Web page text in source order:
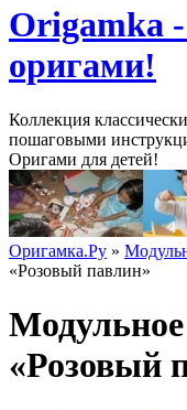
Origamka
оригами!
Коллекция
пошаговыми
Оригами для детей!
Оригамка.Ру »
«Розовый павлин»
«Розовый